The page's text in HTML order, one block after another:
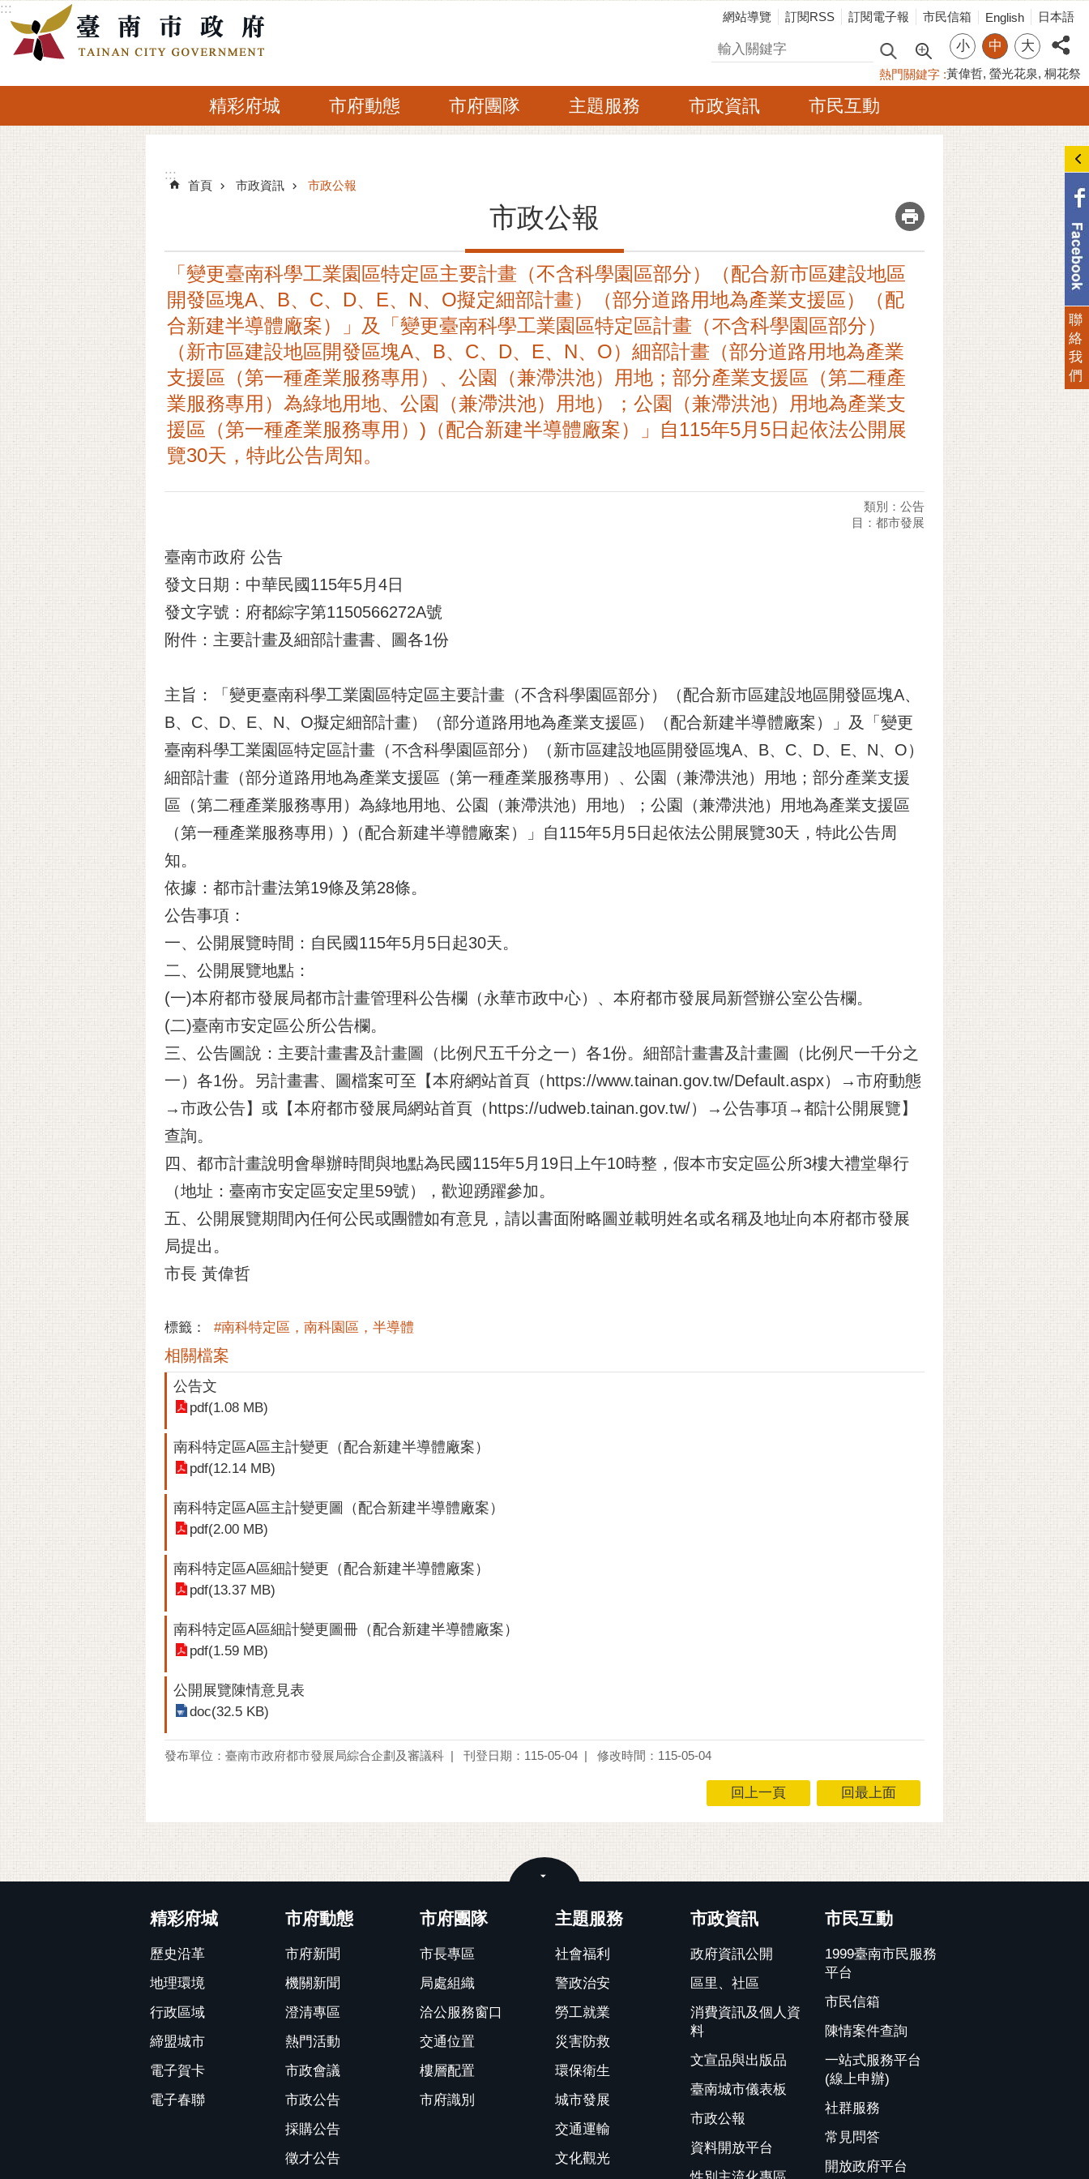
跳到主要內容區塊
:::
網站導覽 訂閱RSS 訂閱電子報 市民信箱 English 日本語
搜尋 小 中 大
熱門關鍵字 黃偉哲 螢光花泉 桐花祭
精彩府城 市府動態 市府團隊 主題服務 市政資訊 市民互動
:::
:::
首頁 市政資訊 市政公報
市政公報 _
「變更臺南科學工業園區特定區主要計畫（不含科學園區部分）（配合新市區建設地區
開發區塊A、B、C、D、E、N、O擬定細部計畫）（部分道路用地為產業支援區）（配
合新建半導體廠案）」及「變更臺南科學工業園區特定區計畫（不含科學園區部分）
（新市區建設地區開發區塊A、B、C、D、E、N、O）細部計畫（部分道路用地為產業
支援區（第一種產業服務專用）、公園（兼滯洪池）用地；部分產業支援區（第二種產
業服務專用）為綠地用地、公園（兼滯洪池）用地）；公園（兼滯洪池）用地為產業支
援區（第一種產業服務專用）)（配合新建半導體廠案）」自115年5月5日起依法公開展
覽30天，特此公告周知。
類別：公告
目：都市發展
臺南市政府 公告
發文日期：中華民國115年5月4日
發文字號：府都綜字第1150566272A號
附件：主要計畫及細部計畫書、圖各1份
主旨：「變更臺南科學工業園區特定區主要計畫（不含科學園區部分）（配合新市區建設地區開發區塊A、
B、C、D、E、N、O擬定細部計畫）（部分道路用地為產業支援區）（配合新建半導體廠案）」及「變更
臺南科學工業園區特定區計畫（不含科學園區部分）（新市區建設地區開發區塊A、B、C、D、E、N、O）
細部計畫（部分道路用地為產業支援區（第一種產業服務專用）、公園（兼滯洪池）用地；部分產業支援
區（第二種產業服務專用）為綠地用地、公園（兼滯洪池）用地）；公園（兼滯洪池）用地為產業支援區
（第一種產業服務專用）)（配合新建半導體廠案）」自115年5月5日起依法公開展覽30天，特此公告周
知。
依據：都市計畫法第19條及第28條。
公告事項：
一、公開展覽時間：自民國115年5月5日起30天。
二、公開展覽地點：
(一)本府都市發展局都市計畫管理科公告欄（永華市政中心）、本府都市發展局新營辦公室公告欄。
(二)臺南市安定區公所公告欄。
三、公告圖說：主要計畫書及計畫圖（比例尺五千分之一）各1份。細部計畫書及計畫圖（比例尺一千分之
一）各1份。另計畫書、圖檔案可至【本府網站首頁（https://www.tainan.gov.tw/Default.aspx）→市府動態
→市政公告】或【本府都市發展局網站首頁（https://udweb.tainan.gov.tw/）→公告事項→都計公開展覽】
查詢。
四、都市計畫說明會舉辦時間與地點為民國115年5月19日上午10時整，假本市安定區公所3樓大禮堂舉行
（地址：臺南市安定區安定里59號），歡迎踴躍參加。
五、公開展覽期間內任何公民或團體如有意見，請以書面附略圖並載明姓名或名稱及地址向本府都市發展
局提出。
市長 黃偉哲
標籤： #南科特定區，南科園區，半導體
相關檔案
公告文
pdf(1.08 MB)
南科特定區A區主計變更（配合新建半導體廠案）
pdf(12.14 MB)
南科特定區A區主計變更圖（配合新建半導體廠案）
pdf(2.00 MB)
南科特定區A區細計變更（配合新建半導體廠案）
pdf(13.37 MB)
南科特定區A區細計變更圖冊（配合新建半導體廠案）
pdf(1.59 MB)
公開展覽陳情意見表
doc(32.5 KB)
發布單位：臺南市政府都市發展局綜合企劃及審議科 刊登日期：115-05-04 修改時間：115-05-04
回上一頁 回最上面
精彩府城
歷史沿革
地理環境
行政區域
締盟城市
電子賀卡
電子春聯
市府動態
市府新聞
機關新聞
澄清專區
熱門活動
市政會議
市政公告
採購公告
徵才公告
市府團隊
市長專區
局處組織
洽公服務窗口
交通位置
樓層配置
市府識別
主題服務
社會福利
警政治安
勞工就業
災害防救
環保衛生
城市發展
交通運輸
文化觀光
市政資訊
政府資訊公開
區里、社區
消費資訊及個人資
料
文宣品與出版品
臺南城市儀表板
市政公報
資料開放平台
市民互動
1999臺南市民服務
平台
市民信箱
陳情案件查詢
一站式服務平台
(線上申辦)
社群服務
常見問答
開放政府平台
聯
絡
我
們